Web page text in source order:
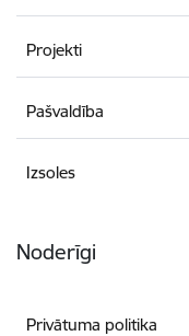
Projekti
Pašvaldība
Izsoles
Noderīgi
Privātuma politika